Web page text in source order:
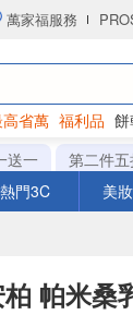
萬家福服務
省萬 福利品
送一 第二件
熱門3C 美
帕米桑